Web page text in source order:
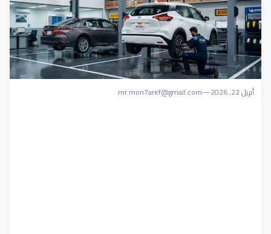
أبريل 22, 2026 —
mr.mon7aref@gmail.com